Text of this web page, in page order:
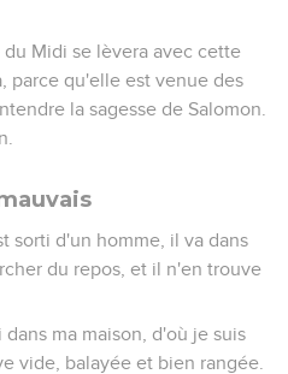
Midi se lèvera avec cette
parce qu'elle est venue des
la sagesse de Salomon.
sorti d'un homme, il va dans
du repos, et il n'en trouve
ma maison, d'où je suis
vide, balayée et bien rangée.